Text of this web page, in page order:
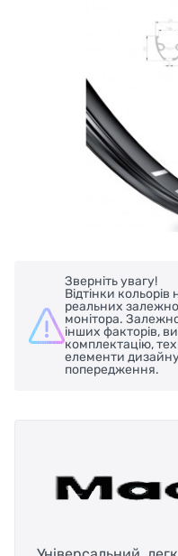
Зверніть увагу!
Відтінки
реальних
монітора.
інших факторів,
комплектацію,
елементи
попередження.